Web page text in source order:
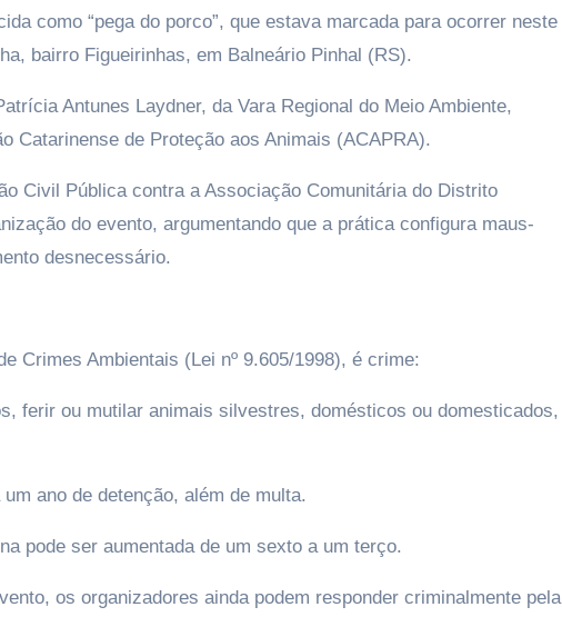
como “pega do porco”, que estava marcada para ocorrer neste
bairro Figueirinhas, em Balneário Pinhal (RS).
Antunes Laydner, da Vara Regional do Meio Ambiente,
Catarinense de Proteção aos Animais (ACAPRA).
Civil Pública contra a Associação Comunitária do Distrito
do evento, argumentando que a prática configura maus-
desnecessário.
Crimes Ambientais (Lei nº 9.605/1998), é crime:
ferir ou mutilar animais silvestres, domésticos ou domesticados,
ano de detenção, além de multa.
pode ser aumentada de um sexto a um terço.
os organizadores ainda podem responder criminalmente pela